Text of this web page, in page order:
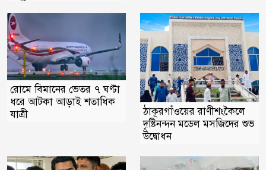
রোমে বিমানের ভেতর ৭ ঘণ্টা
ধরে আটকা আড়াই শতাধিক
যাত্রী
ঠাকূরগাঁওয়ের রাণীশংকৈলে
দৃষ্টিনন্দন মডেল মসজিদের শুভ
উদ্বোধন